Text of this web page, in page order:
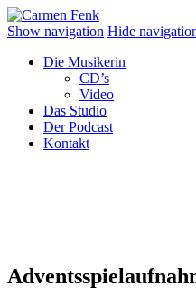
Show navigation Hide
Die Musikerin
CD’s
Video
Das Studio
Der Podcast
Kontakt